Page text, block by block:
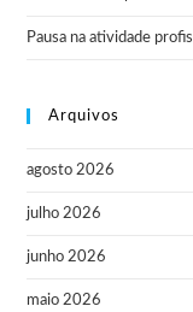
Pausa na atividade
Arquivos
agosto 2026
julho 2026
junho 2026
maio 2026